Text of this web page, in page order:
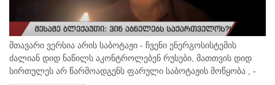
მთავარი ვერსია არის საბოტაჟი - ჩვენი ენერგოსისტემის
ძალიან დიდ ნაწილს აკონტროლებენ რუსები, მათთვის დიდ
სირთულეს არ წარმოადგენს ფარული საბოტაჟის მოწყობა , -